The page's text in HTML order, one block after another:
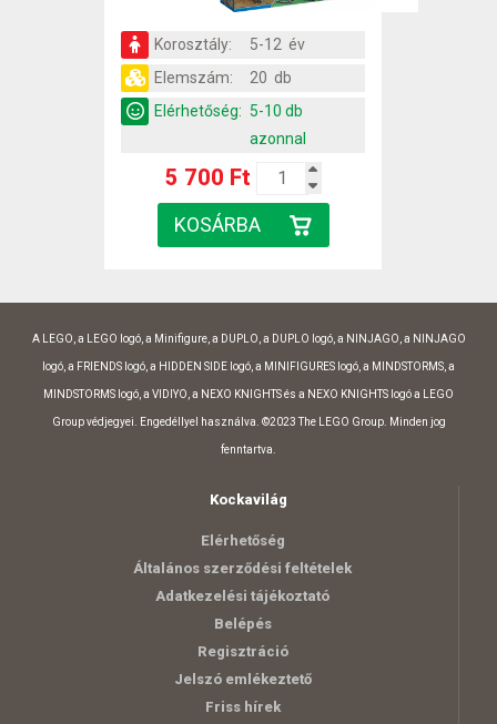
Korosztály:
5-12 év
Elemszám:
20 db
Elérhetőség: 5-10 db
azonnal
5 700 Ft
A LEGO, a LEGO logó, a Minifigure, a DUPLO, a DUPLO logó, a NINJAGO, a NINJAGO
logó, a FRIENDS logó, a HIDDEN SIDE logó, a MINIFIGURES logó, a MINDSTORMS, a
MINDSTORMS logó, a VIDIYO, a NEXO KNIGHTS és a NEXO KNIGHTS logó a LEGO
Group védjegyei. Engedéllyel használva. ©2023 The LEGO Group. Minden jog
fenntartva.
Kockavilág
Elérhetőség
Általános szerződési feltételek
Adatkezelési tájékoztató
Belépés
Regisztráció
Jelszó emlékeztető
Friss hírek